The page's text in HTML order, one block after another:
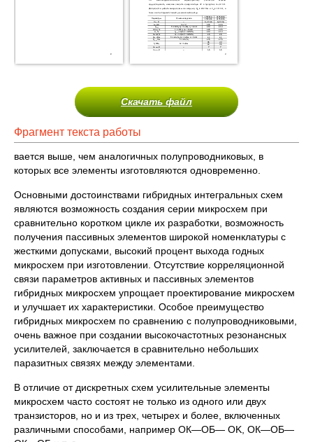
Скачать файл
Фрагмент текста работы
вается выше, чем аналогичных полупроводниковых, в
которых все элементы изготовляются одновременно.
Основными достоинствами гибридных интегральных схем
являются возможность создания серии микросхем при
сравнительно коротком цикле их разработки, возможность
получения пассивных элементов широкой номенклатуры с
жесткими допусками, высокий процент выхода годных
микросхем при изготовлении. Отсутствие корреляционной
связи параметров активных и пассивных элементов
гибридных микросхем упрощает проектирование микросхем
и улучшает их характеристики. Особое преимущество
гибридных микросхем по сравнению с полупроводниковыми,
очень важное при создании высокочастотных резонансных
усилителей, заключается в сравнительно небольших
паразитных связях между элементами.
В отличие от дискретных схем усилительные элементы
микросхем часто состоят не только из одного или двух
транзисторов, но и из трех, четырех и более, включенных
различными способами, например ОК—ОБ— OK, ОК—ОБ—